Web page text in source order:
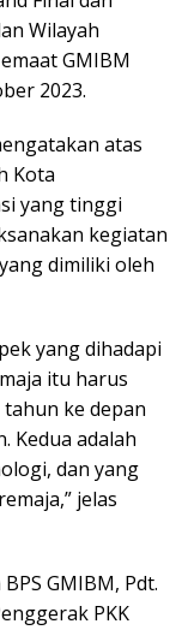
Wilayah
GMIBM
2023.
atas
Kota
yang tinggi
kegiatan
dimiliki oleh
yang dihadapi
itu harus
tahun ke depan
Kedua adalah
dan yang
jelas
GMIBM, Pdt.
PKK